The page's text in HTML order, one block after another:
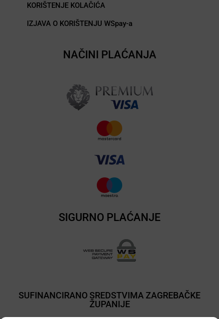
KORIŠTENJE KOLAČIĆA
IZJAVA O KORIŠTENJU WSpay-a
NAČINI PLAĆANJA
SIGURNO PLAĆANJE
SUFINANCIRANO SREDSTVIMA ZAGREBAČKE
ŽUPANIJE